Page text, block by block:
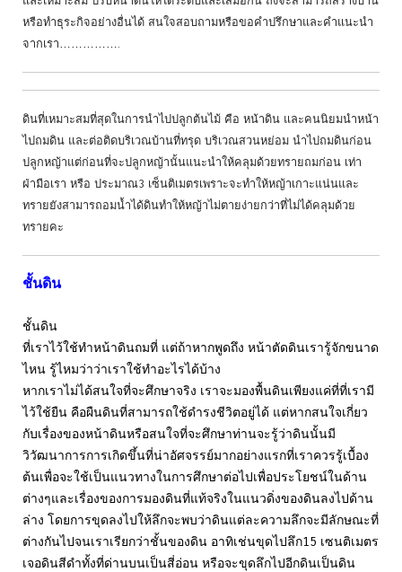
หรือทำธุระกิจอย่างอื่นได้ สนใจสอบถามหรือขอคำปรึกษาและคำแนะนำ
จากเรา…………….
ดินที่เหมาะสมที่สุดในการนำไปปลูกต้นไม้ คือ หน้าดิน และคนนิยมนำหน้า
ไปถมดิน และต่อติดบริเวณบ้านที่ทรุด บริเวณสวนหย่อม นำไปถมดินก่อน
ปลูกหญ้าแต่ก่อนที่จะปลูกหญ้านั้นแนะนำให้คลุมด้วยทรายถมก่อน เท่า
ฝ่ามือเรา หรือ ประมาณ3 เซ็นติเมตรเพราะจะทำให้หญ้าเกาะแน่นและ
ทรายยังสามารถอมน้ำได้ดินทำให้หญ้าไม่ตายง่ายกว่าที่ไม่ได้คลุมด้วย
ทรายคะ
ชั้นดิน
ชั้นดิน
ที่เราไว้ใช้ทำหน้าดินถมที่ แต่ถ้าหากพูดถึง หน้าตัดดินเรารู้จักขนาด
ไหน รู้ไหมว่าว่าเราใช้ทำอะไรได้บ้าง
หากเราไม่ได้สนใจที่จะศึกษาจริง เราจะมองพื้นดินเพียงแค่ที่ที่เรามี
ไว้ใช้ยืน คือผืนดินที่สามารถใช้ดำรงชีวิตอยู่ได้ แต่หากสนใจเกี่ยว
กับเรื่องของหน้าดินหรือสนใจที่จะศึกษาท่านจะรู้ว่าดินนั้นมี
วิวัฒนาการการเกิดขึ้นที่น่าอัศจรรย์มากอย่างแรกที่เราควรรู้เบื้อง
ต้นเพื่อจะใช้เป็นแนวทางในการศึกษาต่อไปเพื่อประโยชน์ในด้าน
ต่างๆและเรื่องของการมองดินที่แท้จริงในแนวดิ่งของดินลงไปด้าน
ล่าง โดยการขุดลงไปให้ลึกจะพบว่าดินแต่ละความลึกจะมีลักษณะที่
ต่างกันไปจนเราเรียกว่าชั้นของดิน อาทิเช่นขุดไปลึก15 เซนติเมตร
เจอดินสีดำทั้งที่ด่านบนเป็นสี่อ่อน หรือจะขุดลึกไปอีกดินเป็นดิน